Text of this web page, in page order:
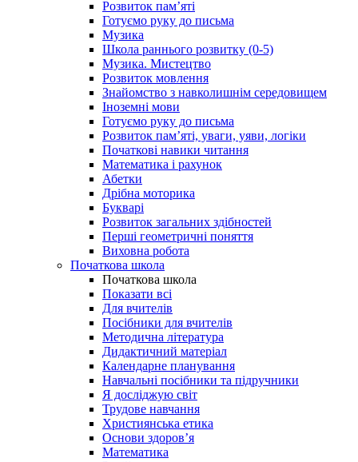
Розвиток пам’яті
Готуємо руку до письма
Музика
Школа раннього розвитку (0-5)
Музика. Мистецтво
Розвиток мовлення
Знайомство з навколишнім середовищем
Іноземні мови
Готуємо руку до письма
Розвиток пам’яті, уваги, уяви, логіки
Початкові навики читання
Математика і рахунок
Абетки
Дрібна моторика
Букварі
Розвиток загальних здібностей
Перші геометричні поняття
Виховна робота
Початкова школа
Початкова школа
Показати всі
Для вчителів
Посібники для вчителів
Методична література
Дидактичний матеріал
Календарне планування
Навчальні посібники та підручники
Я досліджую світ
Трудове навчання
Християнська етика
Основи здоров’я
Математика